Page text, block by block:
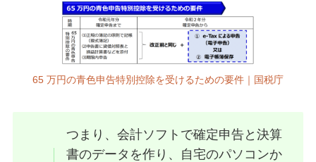
65 万円の青色申告特別控除を受けるための要件｜国税庁
つまり、会計ソフトで確定申告と決算
書のデータを作り、自宅のパソコンか